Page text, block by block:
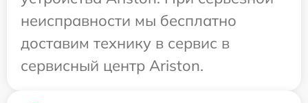
неисправности мы бесплатно
доставим технику в сервис в
сервисный центр Ariston.